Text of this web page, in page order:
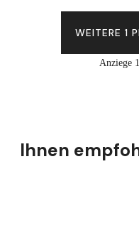
WEITERE 1
Anziege
Ihnen